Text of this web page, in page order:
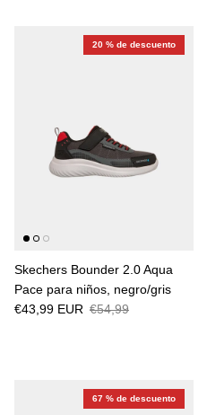
20 % de descuento
Skechers Bounder 2.0 Aqua
Pace para niños, negro/gris
€43,99 EUR €54,99
67 % de descuento